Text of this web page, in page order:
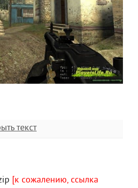
текст
[к сожалению, ссылка